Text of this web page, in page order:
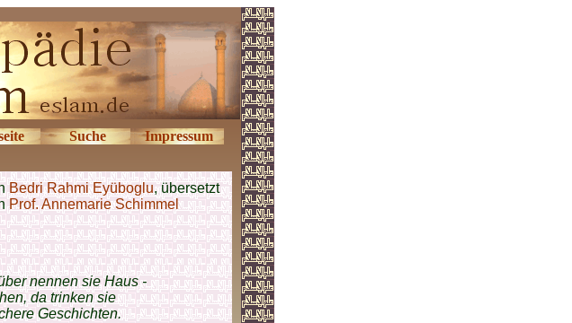
Suche Impressum
Bedri Rahmi Eyüboglu, übersetzt
Prof. Annemarie Schimmel
nennen sie Haus -
da trinken sie
Geschichten.